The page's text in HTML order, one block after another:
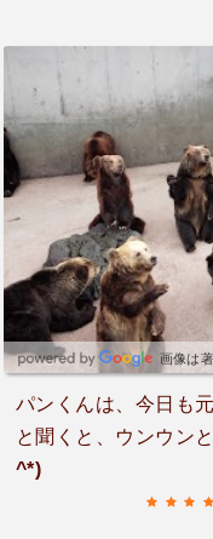
画像は
パンくんは、今日も
と聞くと、ウンウン
^*)